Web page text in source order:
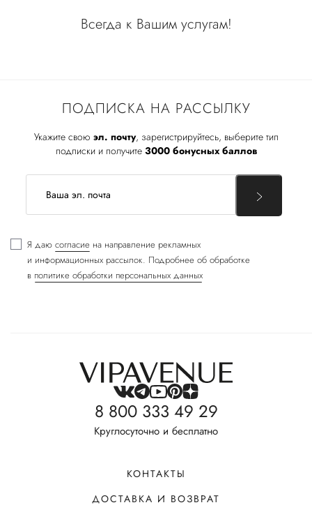
ПОДПИСКА НА РАССЫЛКУ
Укажите свою эл. почту, зарегистрируйтесь, выберите тип
подписки и получите 3000 бонусных баллов
Я даю согласие на направление рекламных
и информационных рассылок. Подробнее об обработке
в политике обработки персональных данных
Всегда к Вашим услугам!
8 800 333 49 29
Круглосуточно и бесплатно
КОНТАКТЫ
ДОСТАВКА И ВОЗВРАТ